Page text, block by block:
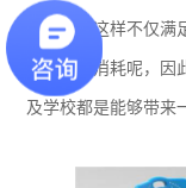
种现象，这样不仅
笔不小的消耗呢，因
及学校都是能够带来